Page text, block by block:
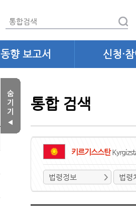
동향 보고서 신청·참
통합 검색
키르기스스탄
법령정보 법령